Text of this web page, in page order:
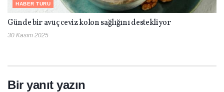
HABER TURU
Günde bir avuç ceviz kolon sağlığını destekliyor
30 Kasım 2025
Bir yanıt yazın